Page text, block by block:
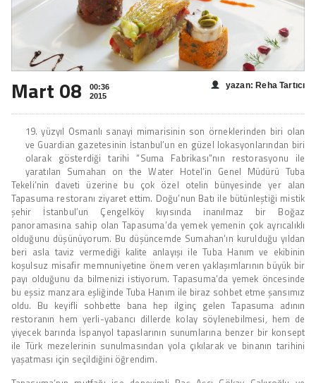
Mart 08
00:36
2015
yazan: Reha Tartıcı
19. yüzyıl Osmanlı sanayi mimarisinin son örneklerinden biri olan
ve Guardian gazetesinin İstanbul’un en güzel lokasyonlarından biri
olarak gösterdiği tarihi “Suma Fabrikası”nın restorasyonu ile
yaratılan Sumahan on the Water Hotel’in Genel Müdürü Tuba
Tekeli’nin daveti üzerine bu çok özel otelin bünyesinde yer alan
Tapasuma restoranı ziyaret ettim. Doğu’nun Batı ile bütünleştiği mistik
şehir İstanbul’un Çengelköy kıyısında inanılmaz bir Boğaz
panoramasına sahip olan Tapasuma’da yemek yemenin çok ayrıcalıklı
olduğunu düşünüyorum. Bu düşüncemde Sumahan’ın kurulduğu yıldan
beri asla taviz vermediği kalite anlayışı ile Tuba Hanım ve ekibinin
koşulsuz misafir memnuniyetine önem veren yaklaşımlarının büyük bir
payı olduğunu da bilmenizi istiyorum. Tapasuma’da yemek öncesinde
bu eşsiz manzara eşliğinde Tuba Hanım ile biraz sohbet etme şansımız
oldu. Bu keyifli sohbette bana hep ilginç gelen Tapasuma adının
restoranın hem yerli-yabancı dillerde kolay söylenebilmesi, hem de
yiyecek barında İspanyol tapaslarının sunumlarına benzer bir konsept
ile Türk mezelerinin sunulmasından yola çıkılarak ve binanın tarihini
yaşatması için seçildiğini öğrendim.